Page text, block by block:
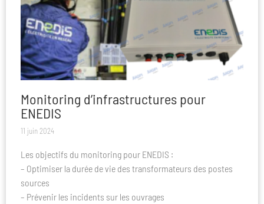
Monitoring d’infrastructures pour
ENEDIS
11 juin 2024
Les objectifs du monitoring pour ENEDIS :
– Optimiser la durée de vie des transformateurs des postes
sources
– Prévenir les incidents sur les ouvrages